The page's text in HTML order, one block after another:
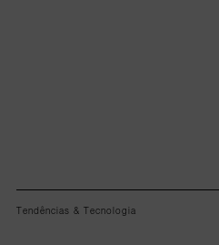
Tendências & Tecnologia